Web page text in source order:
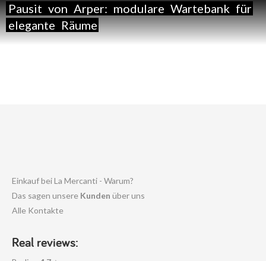
Pausit von Arper: modulare Wartebank für
elegante Räume
Einkauf bei La Mercanti - Warum?
Das sagen unsere Kunden über uns
Alle Kontakte
Real reviews: